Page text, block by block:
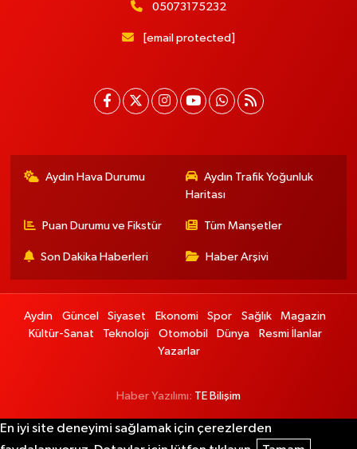
05073175232
[email protected]
Aydın Hava Durumu
Aydın Trafik Yoğunluk
Haritası
Puan Durumu ve Fikstür Tüm Manşetler
Son Dakika Haberleri Haber Arşivi
Aydın Güncel Siyaset Ekonomi Spor Sağlık
Magazin
Kültür-Sanat
Teknoloji Otomobil Dünya
Resmi İlanlar
Yazarlar
Haber Yazılımı: TE Bilişim
En iyi site deneyimi sağlamak için çerezlerden